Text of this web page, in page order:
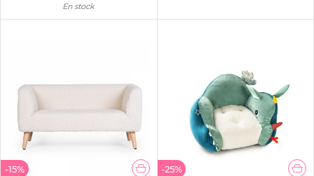
En stock
-15% -25%